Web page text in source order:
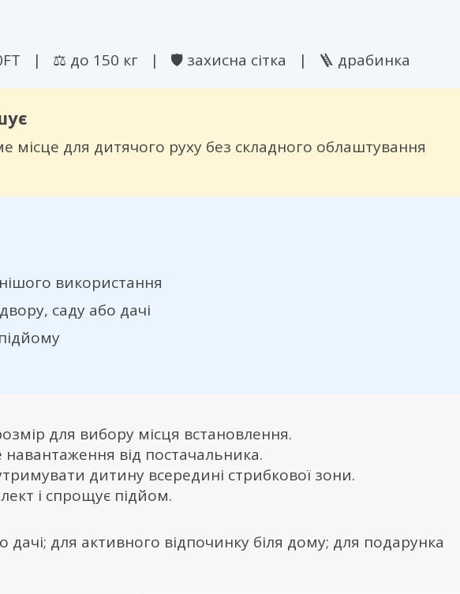
| ⚖️ до 150 кг | 🛡 захисна сітка | 🪜 драбинка
місце для дитячого руху без складного облаштування
використання
саду або дачі
для вибору місця встановлення.
від постачальника.
дитину всередині стрибкової зони.
і спрощує підйом.
дачі; для активного відпочинку біля дому; для подарунка